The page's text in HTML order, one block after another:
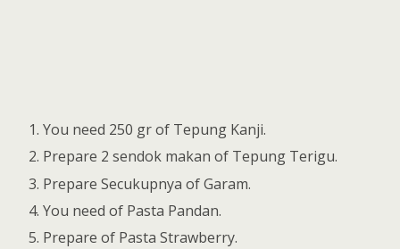
You need 250 gr of Tepung Kanji.
Prepare 2 sendok makan of Tepung Terigu.
Prepare Secukupnya of Garam.
You need of Pasta Pandan.
Prepare of Pasta Strawberry.